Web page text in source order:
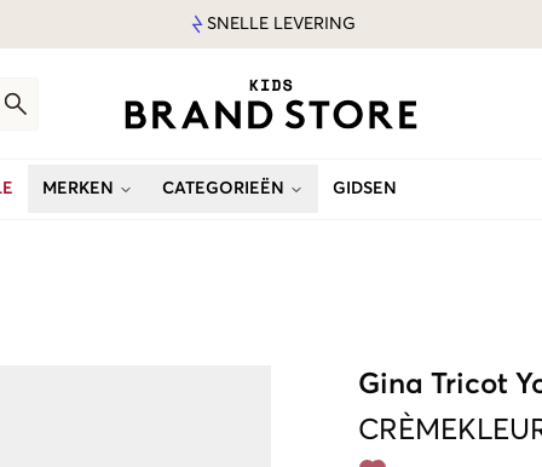
SNELLE LEVERING
MERKEN CATEGORIEËN GIDSEN
Gina Tricot